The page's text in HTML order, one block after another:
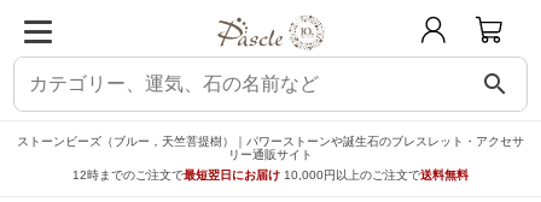
search
ストーンビーズ（ブルー，天竺菩提樹）｜パワーストーンや誕生石のブレスレット・アクセサ
リー通販サイト
12時までのご注文で最短翌日にお届け 10,000円以上のご注文で送料無料